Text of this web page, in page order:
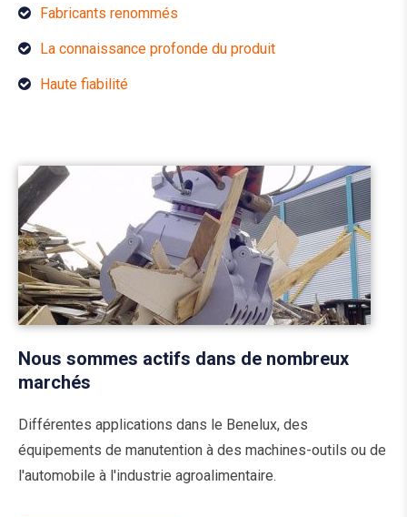
Fabricants renommés
La connaissance profonde du produit
Haute fiabilité
Nous sommes actifs dans de nombreux
marchés
Différentes applications dans le Benelux, des
équipements de manutention à des machines-outils ou de
l'automobile à l'industrie agroalimentaire.